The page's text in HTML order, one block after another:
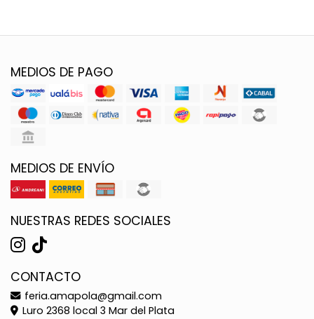
MEDIOS DE PAGO
MEDIOS DE ENVÍO
NUESTRAS REDES SOCIALES
CONTACTO
feria.amapola@gmail.com
Luro 2368 local 3 Mar del Plata